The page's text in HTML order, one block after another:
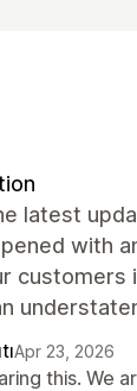
latest
with
customers
Apr 23, 2026
this. We